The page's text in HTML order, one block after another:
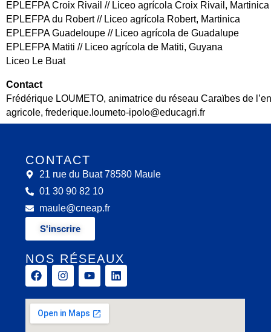
EPLEFPA Croix Rivail // Liceo agrícola Croix Rivail, Martinica
EPLEFPA du Robert // Liceo agrícola Robert, Martinica
EPLEFPA Guadeloupe // Liceo agrícola de Guadalupe
EPLEFPA Matiti // Liceo agrícola de Matiti, Guyana
Liceo Le Buat
Contact
Frédérique LOUMETO, animatrice du réseau Caraïbes de
agricole, frederique.loumeto-ipolo@educagri.fr
CONTACT
21 rue du Buat 78580 Maule
01 30 90 82 10
maule@cneap.fr
S'inscrire
NOS RÉSEAUX